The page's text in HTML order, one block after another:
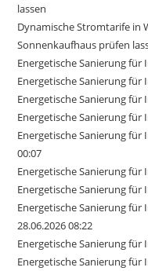
lassen
Dynamische Stromtarife in
Sonnenkaufhaus prüfen
Energetische Sanierung
Energetische Sanierung
Energetische Sanierung
Energetische Sanierung für
Energetische Sanierung für
00:07
Energetische Sanierung
Energetische Sanierung
Energetische Sanierung
28.06.2026 08:22
Energetische Sanierung
Energetische Sanierung